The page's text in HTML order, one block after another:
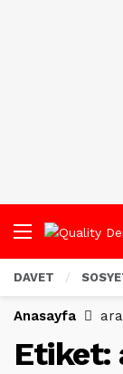
DAVET
Anasayfa
Etiket: